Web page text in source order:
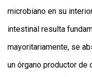
microbiano en su
intestinal resulta
mayoritariamente, se
un órgano productor